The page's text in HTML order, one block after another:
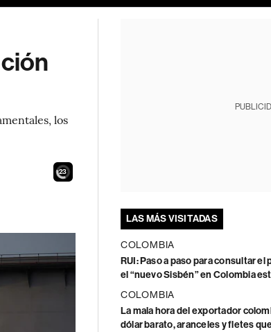
los
21
LAS MÁS VISITADAS
COLOMBIA
RUI: Paso a paso para consultar el
el “nuevo Sisbén” en Colombia
COLOMBIA
La mala hora del exportador
dólar barato, aranceles y fletes